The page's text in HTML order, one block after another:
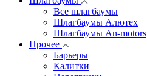
Все шлагбаумы
Шлагбаумы Алютех
Шлагбаумы An-motors
Прочее
Барьеры
Калитки